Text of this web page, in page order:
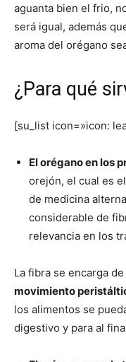
aguanta bien el frio,
será igual, además
aroma del orégano
¿Para qué
[su_list icon=»icon:
El orégano en los
orejón, el cual es
de medicina
considerable de
relevancia en los
La fibra se encarga
movimiento
los alimentos se
digestivo y para al